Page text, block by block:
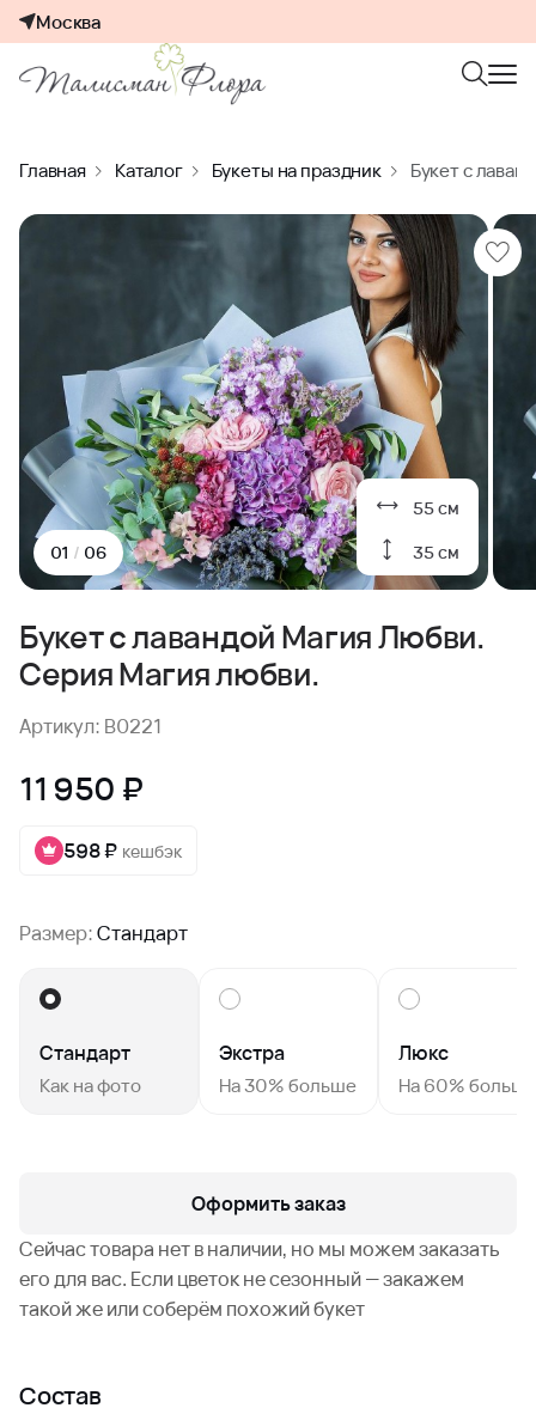
Москва
Главная Каталог Букеты на праздник Букет с
55 см
35 см
01 / 06
Букет с лавандой Магия Любви.
Серия Магия любви.
Артикул: B0221
11 950 ₽
598 ₽ кешбэк
Размер:Стандарт
Стандарт
Как на фото
Экстра
На 30% больше
Люкс
На 60% больше
Оформить заказ
Сейчас товара нет в наличии, но мы можем заказать
его для вас. Если цветок не сезонный — закажем
такой же или соберём похожий букет
Состав